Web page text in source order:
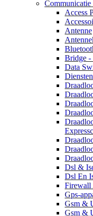
Access
Antenne
Bridge -
Data
Dsl &
Dsl En
Firewall
Gps-
Gsm &
Gsm &